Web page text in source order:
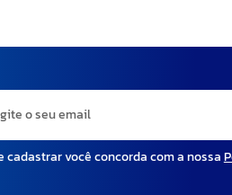
cadastrar você concorda com a nossa